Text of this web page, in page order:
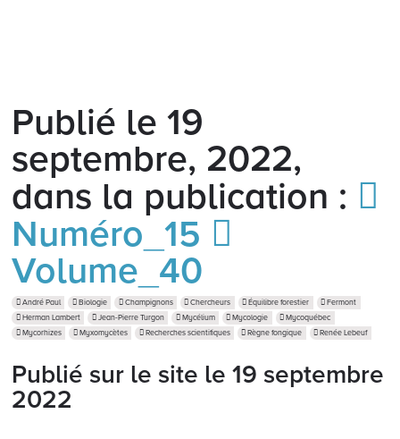
Publié le 19
septembre, 2022,
dans la publication :
Numéro_15
Volume_40
André Paul Biologie Champignons Chercheurs Équilibre forestier
Fermont
Herman Lambert
Jean-Pierre Turgon Mycélium Mycologie
Mycoquébec
Mycorhizes
Myxomycètes Recherches scientifiques Règne fongique Renée Lebeuf
Publié sur le site le19 septembre
2022